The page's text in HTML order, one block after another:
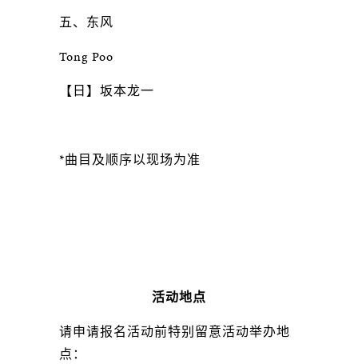
五、东风
Tong Poo
【日】坂本龙一
*曲目及顺序以现场为准
活动地点
请申请报名活动前特别留意活动举办地
点：